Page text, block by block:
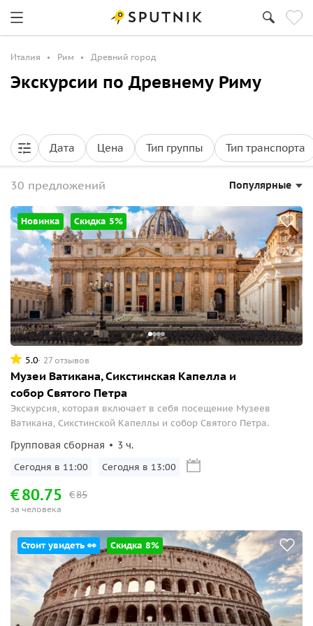
Италия Рим Древний город
Экскурсии по Древнему Риму
Дата Цена Тип группы Тип транспорта
30 предложений Популярные
Новинка Скидка 5%
5.0 27 отзывов
Музеи Ватикана, Сикстинская Капелла и
собор Святого Петра
Экскурсия, которая включает в себя посещение Музеев
Ватикана, Сикстинской Капеллы и собор Святого Петра.
Групповая сборная 3 ч.
Сегодня в 11:00 Сегодня в 13:00
€85
€80.75
за человека
Стоит увидеть 👀 Скидка 8%